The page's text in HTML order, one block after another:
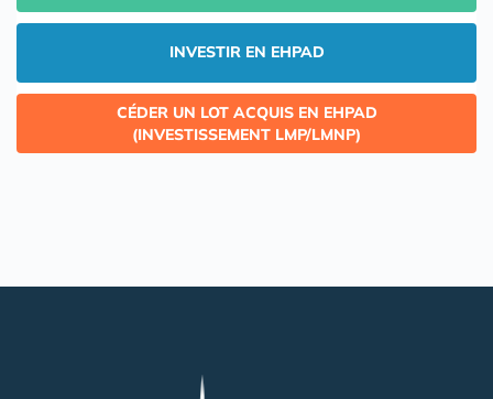
INVESTIR EN EHPAD
CÉDER UN LOT ACQUIS EN EHPAD
(INVESTISSEMENT LMP/LMNP)